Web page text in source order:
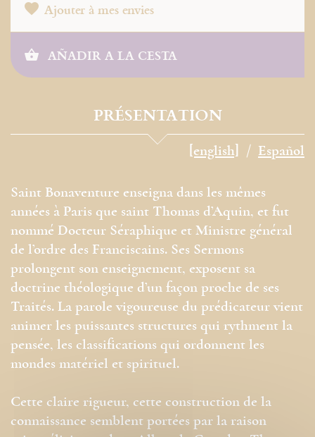
Ajouter à mes envies
AÑADIR A LA CESTA
PRÉSENTATION
[english] Español
Saint Bonaventure enseigna dans les mêmes
années à Paris que saint Thomas d’Aquin, et fut
nommé Docteur Séraphique et Ministre général
de l’ordre des Franciscains. Ses Sermons
prolongent son enseignement, exposent sa
doctrine théologique d’un façon proche de ses
Traités. La parole vigoureuse du prédicateur vient
animer les puissantes structures qui rythment la
pensée, les classifications qui ordonnent les
mondes matériel et spirituel.
Cette claire rigueur, cette construction de la
connaissance semblent portées par la raison